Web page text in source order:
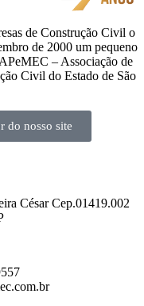
de Construção Civil o
de 2000 um pequeno
– Associação de
Civil do Estado de São
do nosso site
César Cep.01419.002